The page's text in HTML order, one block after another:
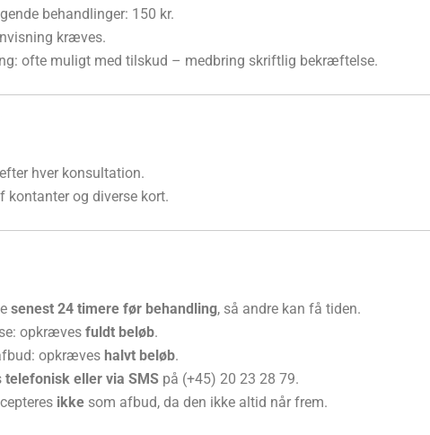
behandlinger: 150 kr.
kræves.
ofte muligt med tilskud – medbring skriftlig bekræftelse.
hver konsultation.
kontanter og diverse kort.
senest 24 timere før behandling, så andre kan få tiden.
opkræves fuldt beløb.
opkræves halvt beløb.
telefonisk eller via SMS på (+45) 20 23 28 79.
ikke som afbud, da den ikke altid når frem.